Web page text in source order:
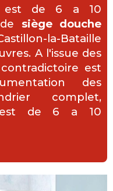
est de 6 a 10
siège douche
la-Bataille
A l'issue des
est
des
complet,
est de 6 a 10